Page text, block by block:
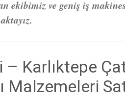
ekibimiz ve geniş iş
Karlıktepe